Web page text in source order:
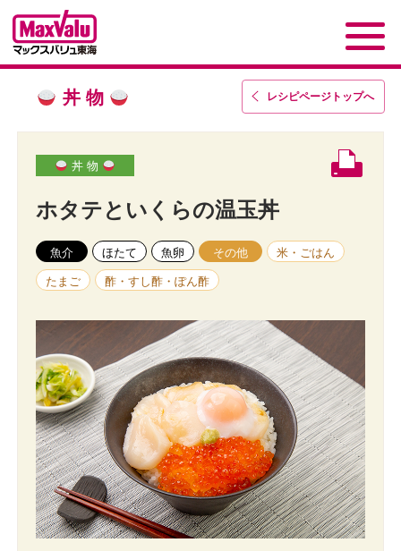
レシピページトップへ
丼 物
丼 物
ホタテといくらの温玉丼
魚介 ほたて 魚卵 その他 米・ごはん
たまご 酢・すし酢・ぽん酢